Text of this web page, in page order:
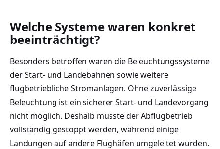
Welche Systeme waren konkret
beeinträchtigt?
Besonders betroffen waren die Beleuchtungssysteme
der Start- und Landebahnen sowie weitere
flugbetriebliche Stromanlagen. Ohne zuverlässige
Beleuchtung ist ein sicherer Start- und Landevorgang
nicht möglich. Deshalb musste der Abflugbetrieb
vollständig gestoppt werden, während einige
Landungen auf andere Flughäfen umgeleitet wurden.